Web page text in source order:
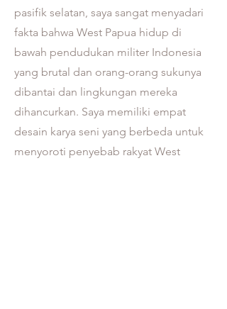
pasifik selatan, saya sangat menyadari
fakta bahwa West Papua hidup di
bawah pendudukan militer Indonesia
yang brutal dan orang-orang sukunya
dibantai dan lingkungan mereka
dihancurkan. Saya memiliki empat
desain karya seni yang berbeda untuk
menyoroti penyebab rakyat West